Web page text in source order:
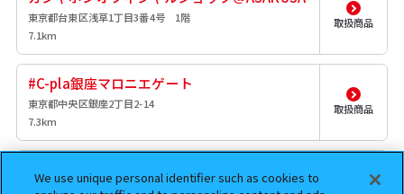
東京都台東区浅草1丁目3番4号 1階
7.1km
取扱商品
#C-pla銀座マロニエゲート
東京都中央区銀座2丁目2-14
7.3km
取扱商品
#C-pla Labo
東京都渋谷区神南1丁目18-2
We use unique personal identifier such as cookies to